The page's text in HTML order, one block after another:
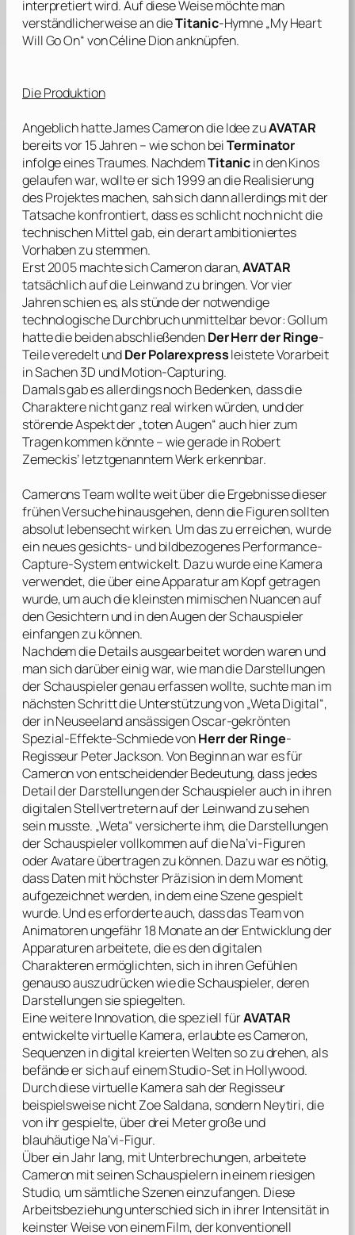
interpretiert wird. Auf diese Weise möchte man
verständlicherweise an dieTitanic-Hymne „My Heart
Will Go On“ von Céline Dion anknüpfen.
Die Produktion
Angeblich hatteJames Camerondie Idee zuAVATAR
bereits vor 15 Jahren – wie schon beiTerminator
infolge eines Traumes. NachdemTitanicin den Kinos
gelaufen war, wollte er sich 1999 an die Realisierung
des Projektes machen, sah sich dann allerdings mit der
Tatsache konfrontiert, dass es schlicht noch nicht die
technischen Mittel gab, ein derart ambitioniertes
Vorhaben zu stemmen.
Erst 2005 machte sichCamerondaran,AVATAR
tatsächlich auf die Leinwand zu bringen. Vor vier
Jahren schien es, als stünde der notwendige
technologische Durchbruch unmittelbar bevor: Gollum
hatte die beiden abschließendenDer Herr der Ringe-
Teile veredelt undDer Polarexpressleistete Vorarbeit
in Sachen 3D und Motion-Capturing.
Damals gab es allerdings noch Bedenken, dass die
Charaktere nicht ganz real wirken würden, und der
störende Aspekt der „toten Augen“ auch hier zum
Tragen kommen könnte – wie gerade inRobert
Zemeckis’letztgenanntem Werk erkennbar.
CameronsTeam wollte weit über die Ergebnisse dieser
frühen Versuche hinausgehen, denn die Figuren sollten
absolut lebensecht wirken. Um das zu erreichen, wurde
ein neues gesichts- und bildbezogenes Performance-
Capture-System entwickelt. Dazu wurde eine Kamera
verwendet, die über eine Apparatur am Kopf getragen
wurde, um auch die kleinsten mimischen Nuancen auf
den Gesichtern und in den Augen der Schauspieler
einfangen zu können.
Nachdem die Details ausgearbeitet worden waren und
man sich darüber einig war, wie man die Darstellungen
der Schauspieler genau erfassen wollte, suchte man im
nächsten Schritt die Unterstützung von „Weta Digital“,
der in Neuseeland ansässigen Oscar-gekrönten
Spezial-Effekte-Schmiede vonHerr der Ringe-
RegisseurPeter Jackson. Von Beginn an war es für
Cameronvon entscheidender Bedeutung, dass jedes
Detail der Darstellungen der Schauspieler auch in ihren
digitalen Stellvertretern auf der Leinwand zu sehen
sein musste. „Weta“ versicherte ihm, die Darstellungen
der Schauspieler vollkommen auf die Na’vi-Figuren
oder Avatare übertragen zu können. Dazu war es nötig,
dass Daten mit höchster Präzision in dem Moment
aufgezeichnet werden, in dem eine Szene gespielt
wurde. Und es erforderte auch, dass das Team von
Animatoren ungefähr 18 Monate an der Entwicklung der
Apparaturen arbeitete, die es den digitalen
Charakteren ermöglichten, sich in ihren Gefühlen
genauso auszudrücken wie die Schauspieler, deren
Darstellungen sie spiegelten.
Eine weitere Innovation, die speziell fürAVATAR
entwickelte virtuelle Kamera, erlaubte esCameron,
Sequenzen in digital kreierten Welten so zu drehen, als
befände er sich auf einem Studio-Set in Hollywood.
Durch diese virtuelle Kamera sah der Regisseur
beispielsweise nichtZoe Saldana, sondern Neytiri, die
von ihr gespielte, über drei Meter große und
blauhäutige Na’vi-Figur.
Über ein Jahr lang, mit Unterbrechungen, arbeitete
Cameronmit seinen Schauspielern in einem riesigen
Studio, um sämtliche Szenen einzufangen. Diese
Arbeitsbeziehung unterschied sich in ihrer Intensität in
keinster Weise von einem Film, der konventionell